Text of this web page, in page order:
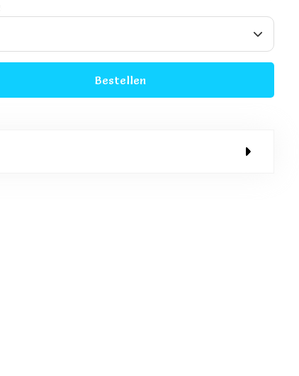
Bestellen